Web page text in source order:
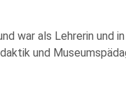
war als Lehrerin und
und